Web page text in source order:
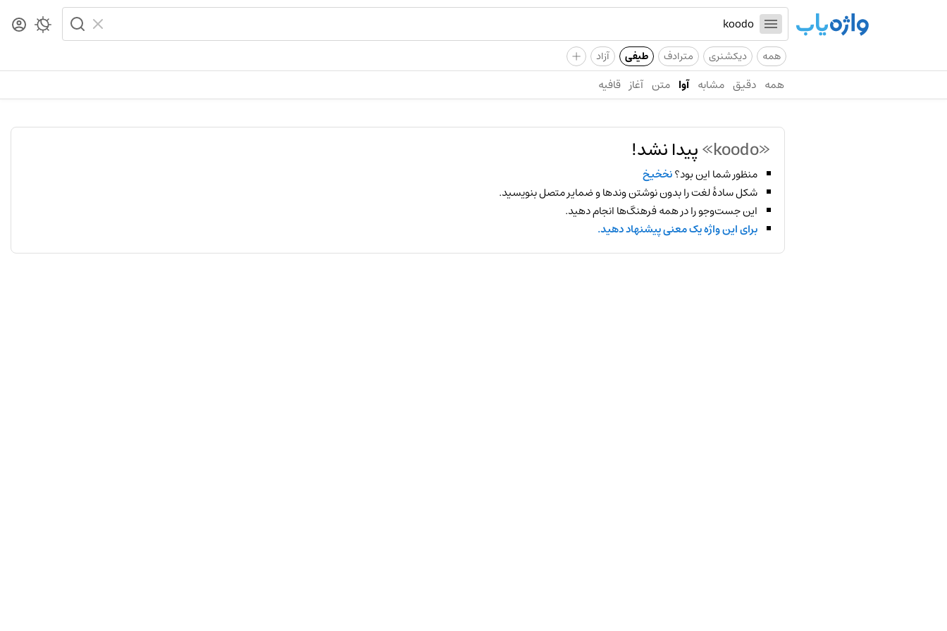
همه دیکشنری مترادف طیفی آزاد +
همه دقیق مشابه آوا متن آغاز قافیه
«koodo» پیدا نشد!
منظور شما این بود؟نخخیخ
شکل سادهٔ لغت را بدون نوشتن وندها و ضمایر متصل بنویسید.
این جست‌وجو را در همه فرهنگ‌ها انجام دهید.
برای این واژه یک معنی پیشنهاد دهید.